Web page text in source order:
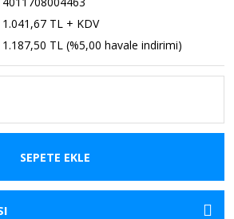
1.041,67 TL + KDV
1.187,50 TL (%5,00 havale indirimi)
SEPETE EKLE